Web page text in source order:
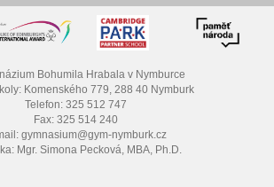
Bohumila Hrabala v Nymburce
Komenského 779, 288 40 Nymburk
Telefon: 325 512 747
Fax: 325 514 240
gymnasium@gym-nymburk.cz
Mgr. Simona Pecková, MBA, Ph.D.